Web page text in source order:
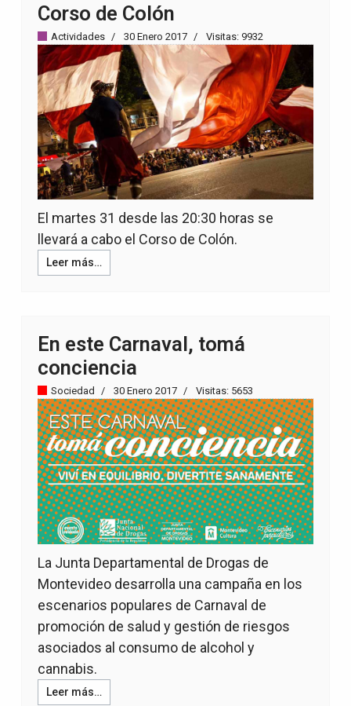
Corso de Colón
Actividades 30 Enero 2017 Visitas: 9932
El martes 31 desde las 20:30 horas se
llevará a cabo el Corso de Colón.
Leer más…
En este Carnaval, tomá
conciencia
Sociedad 30 Enero 2017 Visitas: 5653
La Junta Departamental de Drogas de
Montevideo desarrolla una campaña en los
escenarios populares de Carnaval de
promoción de salud y gestión de riesgos
asociados al consumo de alcohol y
cannabis.
Leer más…